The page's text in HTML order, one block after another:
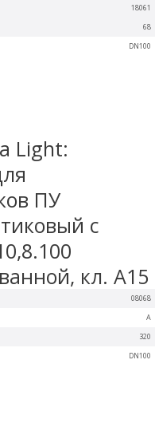
18061
DN100
68
08068
DN100
320
A
Light:
ПУ
с
кл. A15